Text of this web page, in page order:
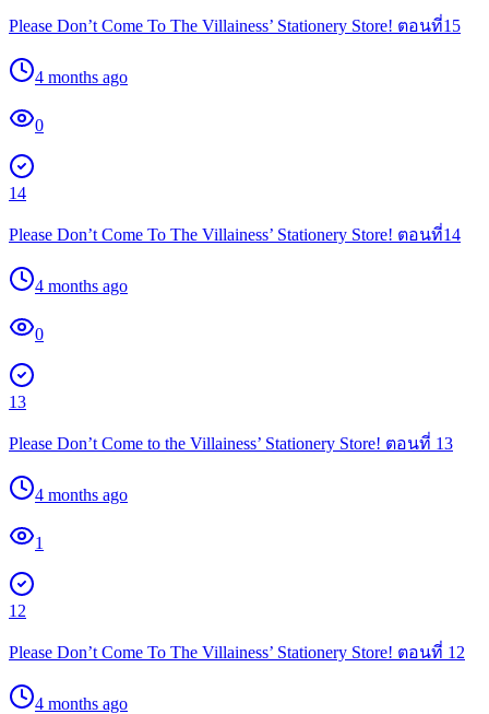
Please Don’t Come To The Villainess’ Stationery Store! ตอนที่15
4 months ago
0
14
Please Don’t Come To The Villainess’ Stationery Store! ตอนที่14
4 months ago
0
13
Please Don’t Come to the Villainess’ Stationery Store! ตอนที่ 13
4 months ago
1
12
Please Don’t Come To The Villainess’ Stationery Store! ตอนที่ 12
4 months ago